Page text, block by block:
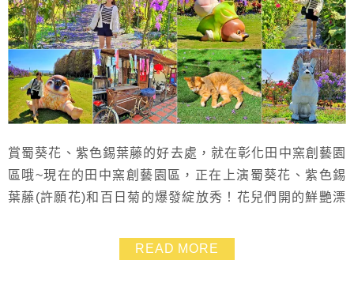
賞蜀葵花、紫色錫葉藤的好去處，就在彰化田中窯創藝園
區哦~現在的田中窯創藝園區，正在上演蜀葵花、紫色錫
葉藤(許願花)和百日菊的爆發綻放秀！花兒們開的鮮艷漂
體驗手拉坏和彩繪DIY，並跟超親人的貓咪互動哦~~趕緊
攜家帶眷一起來玩吧！
READ MORE